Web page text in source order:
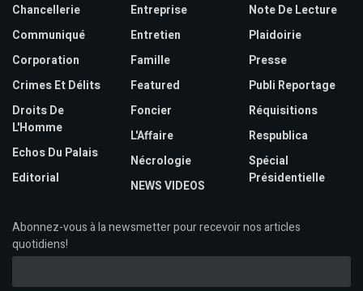
Chancellerie
Communiqué
Corporation
Crimes Et Délits
Droits De
L'Homme
Echos Du Palais
Editorial
Entreprise
Entretien
Famille
Featured
Foncier
L'Affaire
Nécrologie
NEWS VIDEOS
Note De Lecture
Plaidoirie
Presse
Publi Reportage
Réquisitions
Respublica
Spécial
Présidentielle
Abonnez-vous à la newsmetter pour recevoir nos articles
quotidiens!